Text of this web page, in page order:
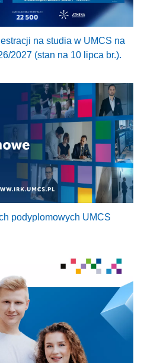
na studia w UMCS na
2027 (stan na 10 lipca br.).
podyplomowych UMCS